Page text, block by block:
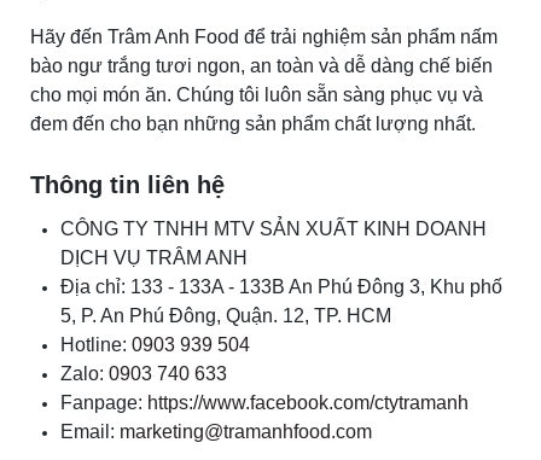
Hãy đến Trâm Anh Food để trải nghiệm sản phẩm nấm
bào ngư trắng tươi ngon, an toàn và dễ dàng chế biến
cho mọi món ăn. Chúng tôi luôn sẵn sàng phục vụ và
đem đến cho bạn những sản phẩm chất lượng nhất.
Thông tin liên hệ
CÔNG TY TNHH MTV SẢN XUẤT KINH DOANH
DỊCH VỤ TRÂM ANH
Địa chỉ: 133 - 133A - 133B An Phú Đông 3, Khu phố
5, P. An Phú Đông, Quận. 12, TP. HCM
Hotline: 0903 939 504
Zalo: 0903 740 633
Fanpage: https://www.facebook.com/ctytramanh
Email: marketing@tramanhfood.com